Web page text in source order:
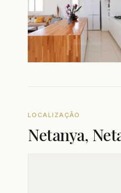
LOCALIZAÇÃO
Netanya,